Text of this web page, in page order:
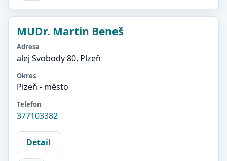
MUDr. Martin Beneš
Adresa
alej Svobody 80, Plzeň
Okres
Plzeň - město
Telefon
377103382
Detail